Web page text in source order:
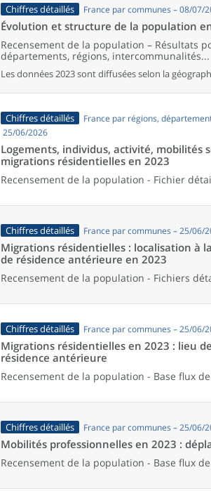
Chiffres détaillés France par communes – 08/07/
Évolution et structure de la population
Recensement de la population – Résultats
départements, régions, intercommunalités...
Les données 2023 sont diffusées selon la
Chiffres détaillés
France par régions,
25/06/2026
Logements, individus, activité, mobilités
migrations résidentielles en 2023
Recensement de la population - Fichier
Chiffres détaillés France par communes – 25/06/
Migrations résidentielles : localisation à
de résidence antérieure en 2023
Recensement de la population - Fichiers
Chiffres détaillés France par communes – 25/06/
Migrations résidentielles en 2023 : lieu
résidence antérieure
Recensement de la population - Base flux
Chiffres détaillés France par communes – 25/06/
Mobilités professionnelles en 2023 :
Recensement de la population - Base flux